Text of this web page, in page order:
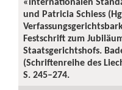
und Patricia Schiess
Festschrift zum
Staatsgerichtshofs.
(Schriftenreihe des
S. 245–274.